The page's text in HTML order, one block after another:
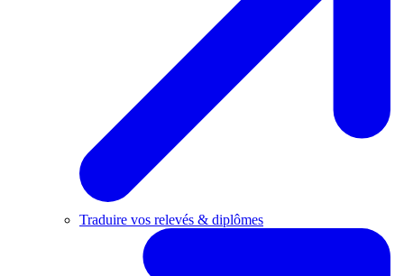
Traduire vos relevés & diplômes